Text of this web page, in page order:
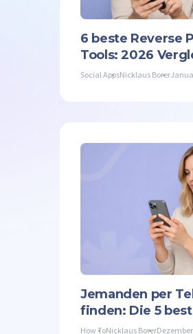
6 beste Reverse
Tools: 2026
Social AppsNicklaus Borer
Jemanden per
finden: Die 5
How ToNicklaus Borer